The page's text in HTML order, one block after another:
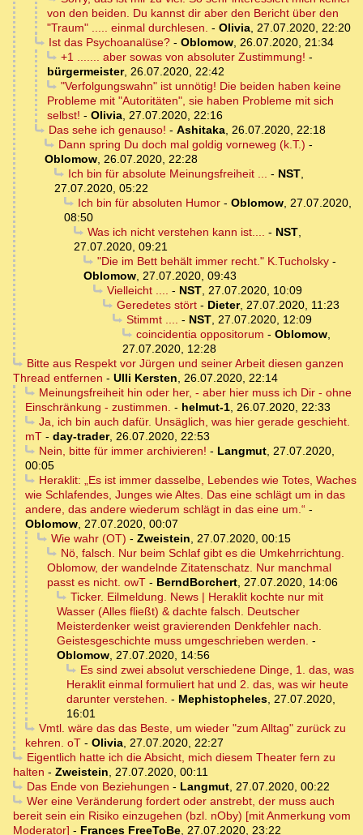
von den beiden. Du kannst dir aber den Bericht über den
"Traum" ..... einmal durchlesen. - Olivia, 27.07.2020, 22:20
Ist das Psychoanalüse?- Oblomow, 26.07.2020, 21:34
+1 ....... aber sowas von absoluter Zustimmung! -
bürgermeister, 26.07.2020, 22:42
"Verfolgungswahn" ist unnötig! Die beiden haben keine
Probleme mit "Autoritäten", sie haben Probleme mit sich
selbst! - Olivia, 27.07.2020, 22:16
Das sehe ich genauso! - Ashitaka, 26.07.2020, 22:18
Dann spring Du doch mal goldig vorneweg (k.T.) -
Oblomow, 26.07.2020, 22:28
Ich bin für absolute Meinungsfreiheit ... - NST,
27.07.2020, 05:22
Ich bin für absoluten Humor- Oblomow, 27.07.2020,
08:50
Was ich nicht verstehen kann ist.... - NST,
27.07.2020, 09:21
"Die im Bett behält immer recht." K.Tucholsky-
Oblomow, 27.07.2020, 09:43
Vielleicht .... - NST, 27.07.2020, 10:09
Geredetes stört- Dieter, 27.07.2020, 11:23
Stimmt .... - NST, 27.07.2020, 12:09
coincidentia oppositorum - Oblomow,
27.07.2020, 12:28
Bitte aus Respekt vor Jürgen und seiner Arbeit diesen ganzen
Thread entfernen - Ulli Kersten, 26.07.2020, 22:14
Meinungsfreiheit hin oder her, - aber hier muss ich Dir - ohne
Einschränkung - zustimmen. - helmut-1, 26.07.2020, 22:33
Ja, ich bin auch dafür. Unsäglich, was hier gerade geschieht.
mT - day-trader, 26.07.2020, 22:53
Nein, bitte für immer archivieren! - Langmut, 27.07.2020,
00:05
Heraklit: „Es ist immer dasselbe, Lebendes wie Totes, Waches
wie Schlafendes, Junges wie Altes. Das eine schlägt um in das
andere, das andere wiederum schlägt in das eine um.“ -
Oblomow, 27.07.2020, 00:07
Wie wahr (OT) - Zweistein, 27.07.2020, 00:15
Nö, falsch. Nur beim Schlaf gibt es die Umkehrrichtung.
Oblomow, der wandelnde Zitatenschatz. Nur manchmal
passt es nicht. owT - BerndBorchert, 27.07.2020, 14:06
Ticker. Eilmeldung. News | Heraklit kochte nur mit
Wasser (Alles fließt) & dachte falsch. Deutscher
Meisterdenker weist gravierenden Denkfehler nach.
Geistesgeschichte muss umgeschrieben werden. -
Oblomow, 27.07.2020, 14:56
Es sind zwei absolut verschiedene Dinge, 1. das, was
Heraklit einmal formuliert hat und 2. das, was wir heute
darunter verstehen. - Mephistopheles, 27.07.2020,
16:01
Vmtl. wäre das das Beste, um wieder "zum Alltag" zurück zu
kehren. oT - Olivia, 27.07.2020, 22:27
Eigentlich hatte ich die Absicht, mich diesem Theater fern zu
halten - Zweistein, 27.07.2020, 00:11
Das Ende von Beziehungen - Langmut, 27.07.2020, 00:22
Wer eine Veränderung fordert oder anstrebt, der muss auch
bereit sein ein Risiko einzugehen (bzl. nOby) [mit Anmerkung vom
Moderator] - Frances FreeToBe, 27.07.2020, 23:22